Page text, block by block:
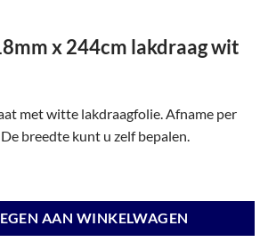
x 244cm lakdraag wit
met witte lakdraagfolie. Afname per
breedte kunt u zelf bepalen.
AAN WINKELWAGEN